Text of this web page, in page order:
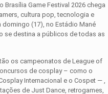
Brasília Game Festival 2026 chega
cultura pop, tecnologia e
(17), no Estádio Mané
se destina a públicos de todas as
os campeonatos de League of
de cosplay – como o
Internacional e o Cospet — ,
de Just Dance, retrogames,